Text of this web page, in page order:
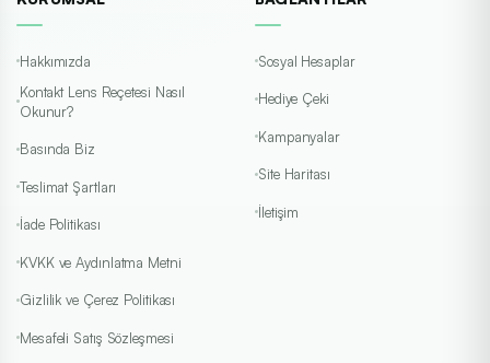
Johnson & Johnson (Acuvue)
OASYS, Transitions, Multifocal ve günlük seriler.
Air Optix, DAILIES, Total1, Precision1.
İncele Günlük
Hakkımızda
Kontakt Lens Reçetesi Nasıl
Okunur?
Basında Biz
Teslimat Şartları
İade Politikası
KVKK ve Aydınlatma Metni
Gizlilik ve Çerez Politikası
Mesafeli Satış Sözleşmesi
Sosyal Hesaplar
Hediye Çeki
Kampanyalar
Site Haritası
İletişim